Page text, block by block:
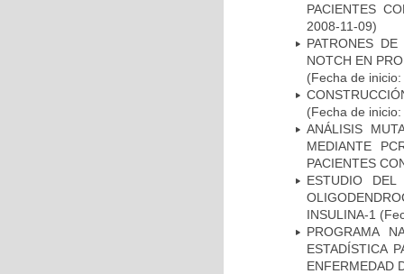
PACIENTES
2008-11-09)
PATRONES
NOTCH EN
(Fecha de
(Fecha de
ANÁLISIS
MEDIANTE
PACIENTES
ESTUDIO
INSULINA-1
PROGRAMA
ESTADÍSTICA
ENFERMEDAD